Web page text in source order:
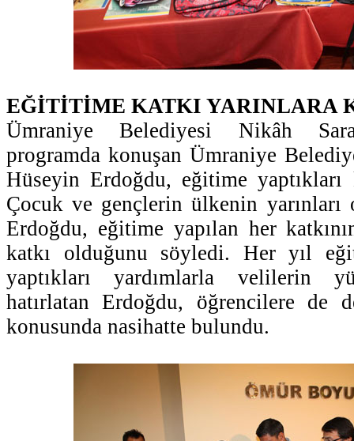
EĞİTİTİME KATKI YARINLARA
Ümraniye Belediyesi Nikâh
programda konuşan Ümraniye
Hüseyin Erdoğdu, eğitime
Çocuk ve gençlerin ülkenin yarınları
Erdoğdu, eğitime yapılan her
katkı olduğunu söyledi. Her yıl
yaptıkları yardımlarla velilerin
hatırlatan Erdoğdu, öğrencilere de
konusunda nasihatte bulundu.